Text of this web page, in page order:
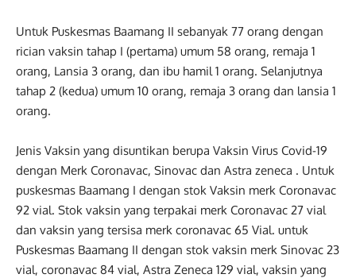
Untuk Puskesmas Baamang II sebanyak 77 orang dengan
rician vaksin tahap I (pertama) umum 58 orang, remaja 1
orang, Lansia 3 orang, dan ibu hamil 1 orang. Selanjutnya
tahap 2 (kedua) umum 10 orang, remaja 3 orang dan lansia 1
orang.
Jenis Vaksin yang disuntikan berupa Vaksin Virus Covid-19
dengan Merk Coronavac, Sinovac dan Astra zeneca . Untuk
puskesmas Baamang I dengan stok Vaksin merk Coronavac
92 vial. Stok vaksin yang terpakai merk Coronavac 27 vial
dan vaksin yang tersisa merk coronavac 65 Vial. untuk
Puskesmas Baamang II dengan stok vaksin merk Sinovac 23
vial, coronavac 84 vial, Astra Zeneca 129 vial, vaksin yang